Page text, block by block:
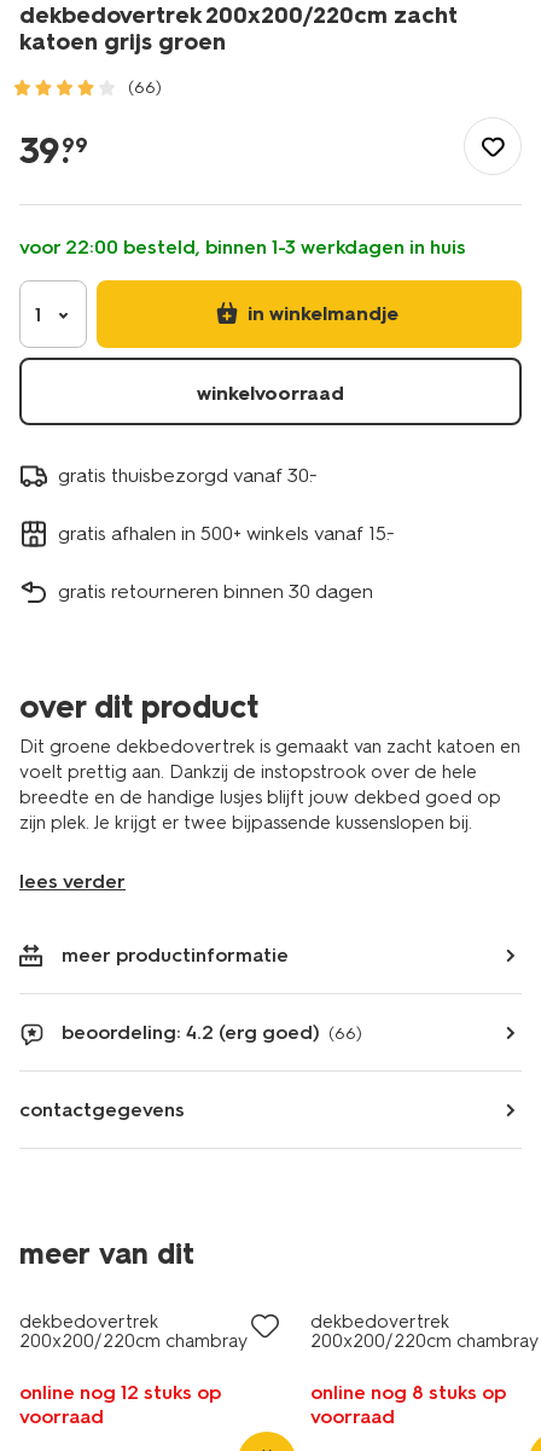
dekbedovertrek 200x200/220cm zacht
katoen grijs groen
(66)
slapen/slapen/dekbedovertrek/dekbedovertrek-
200x200%2F220cm-
katoen-
groen-
5790141.html
39.
99
voor 22:00 besteld, binnen 1-3 werkdagen in huis
1 in winkelmandje
winkelvoorraad
gratis thuisbezorgd vanaf 30.-
gratis afhalen in 500+ winkels vanaf 15.-
gratis retourneren binnen 30 dagen
over dit product
Dit groene dekbedovertrek is gemaakt van zacht katoen en
voelt prettig aan. Dankzij de instopstrook over de hele
breedte en de handige lusjes blijft jouw dekbed goed op
zijn plek. Je krijgt er twee bijpassende kussenslopen bij.
lees verder
meer productinformatie
beoordeling: 4.2 (erg goed) (66)
contactgegevens
meer van dit
dekbedovertrek
200x200/220cm chambray
online nog 12 stuks op
voorraad
dekbedovertrek
200x200/220cm chambray
online nog 8 stuks op
voorraad